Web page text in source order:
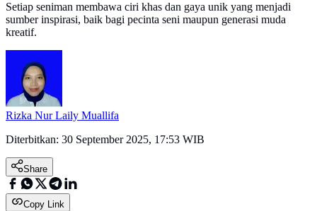
Setiap seniman membawa ciri khas dan gaya unik yang menjadi
sumber inspirasi, baik bagi pecinta seni maupun generasi muda
kreatif.
Rizka Nur Laily Muallifa
Diterbitkan: 30 September 2025, 17:53 WIB
Share
Copy Link